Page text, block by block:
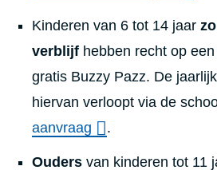
Kinderen van 6 tot 14 jaar
verblijf hebben recht op
gratis Buzzy Pazz. De
hiervan verloopt via de
aanvraag
.
Ouders van kinderen tot 11